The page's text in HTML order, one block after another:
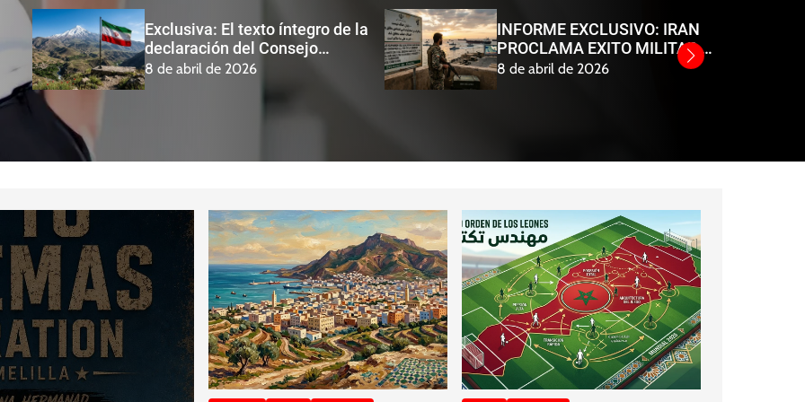
DE EE.
Exclusiva: El texto íntegro de la
declaración del Consejo
Supremo de Seguridad
8 de abril de 2026
INFORME EXCLUSIVO: IRAN
PROCLAMA EXITO MILITAR Y
PRESENTA SU HOJA DE RUTA
8 de abril de 2026